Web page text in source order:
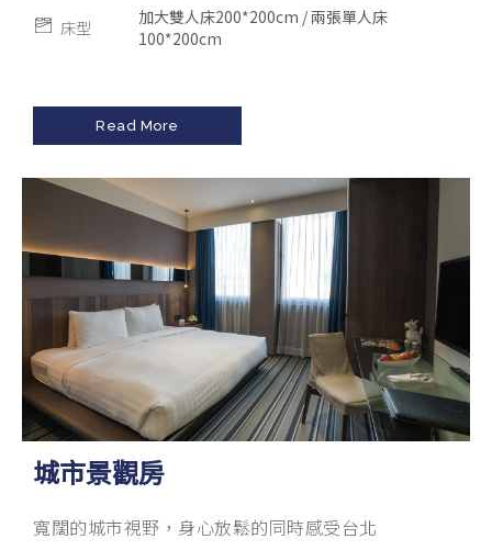
床型
加大雙人床200*200cm / 兩張單人床
100*200cm
Read More
城市景觀房
寬闊的城市視野，身心放鬆的同時感受台北